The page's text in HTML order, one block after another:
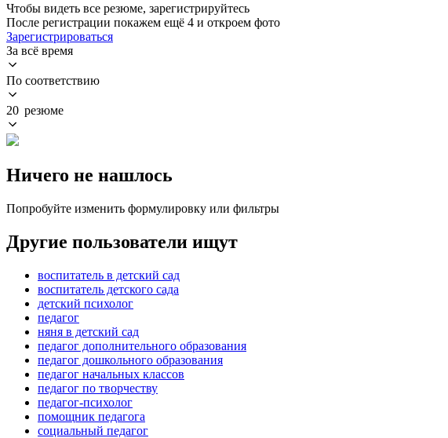
Чтобы видеть все резюме, зарегистрируйтесь
После регистрации покажем ещё 4 и откроем фото
Зарегистрироваться
За всё время
По соответствию
20 резюме
Ничего не нашлось
Попробуйте изменить формулировку или фильтры
Другие пользователи ищут
воспитатель в детский сад
воспитатель детского сада
детский психолог
педагог
няня в детский сад
педагог дополнительного образования
педагог дошкольного образования
педагог начальных классов
педагог по творчеству
педагог-психолог
помощник педагога
социальный педагог